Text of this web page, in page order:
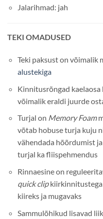
Jalarihmad: jah
TEKI OMADUSED
Teki paksust on võimalik
alustekiga
Kinnitusrõngad kaelaosa
võimalik eraldi juurde
Turjal on Memory Foam
võtab hobuse turja kuju
vähendada hõõrdumist
turjal ka fliispehmendus
Rinnaesine on
quick clipkiirkinnitustega
kiireks ja mugavaks
Sammulõhikud lisavad